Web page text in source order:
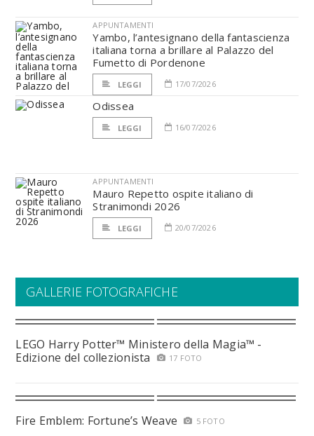
APPUNTAMENTI
Yambo, l’antesignano della fantascienza
italiana torna a brillare al Palazzo del
Fumetto di Pordenone
LEGGI 17/07/2026
Odissea
LEGGI 16/07/2026
APPUNTAMENTI
Mauro Repetto ospite italiano di
Stranimondi 2026
LEGGI 20/07/2026
GALLERIE FOTOGRAFICHE
LEGO Harry Potter™ Ministero della Magia™ -
Edizione del collezionista
17 FOTO
Fire Emblem: Fortune’s Weave 5 FOTO